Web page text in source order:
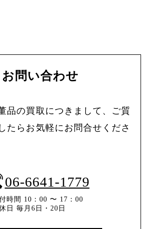
お問い合わせ
品の買取につきまして、ご質
たらお気軽にお問合せくださ
06-6641-1779
時間 10：00 〜 17：00
日 毎月6日・20日